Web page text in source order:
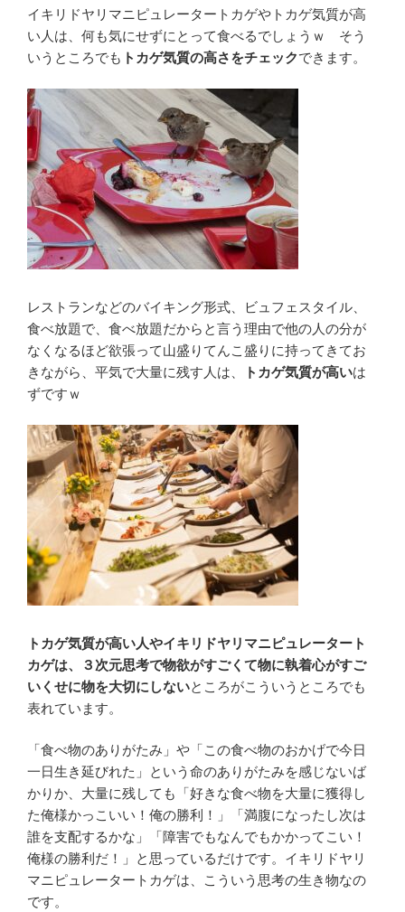
イキリドヤリマニピュレータートカゲやトカゲ気質が高
い人は、何も気にせずにとって食べるでしょうｗ そう
いうところでも トカゲ気質の高さをチェックできます。
レストランなどのバイキング形式、ビュフェスタイル、
食べ放題で、食べ放題だからと言う理由で他の人の分が
なくなるほど欲張って山盛りてんこ盛りに持ってきてお
きながら、平気で大量に残す人は、
トカゲ気質が高いは
ずですｗ
トカゲ気質が高い人やイキリドヤリマニピュレータート
カゲは、３次元思考で物欲がすごくて物に執着心がすご
いくせに物を大切にしないところがこういうところでも
表れています。
「食べ物のありがたみ」や「この食べ物のおかげで今日
一日生き延びれた」という命のありがたみを感じないば
かりか、大量に残しても「好きな食べ物を大量に獲得し
た俺様かっこいい！俺の勝利！」「満腹になったし次は
誰を支配するかな」「障害でもなんでもかかってこい！
俺様の勝利だ！」と思っているだけです。イキリドヤリ
マニピュレータートカゲは、こういう思考の生き物なの
です。